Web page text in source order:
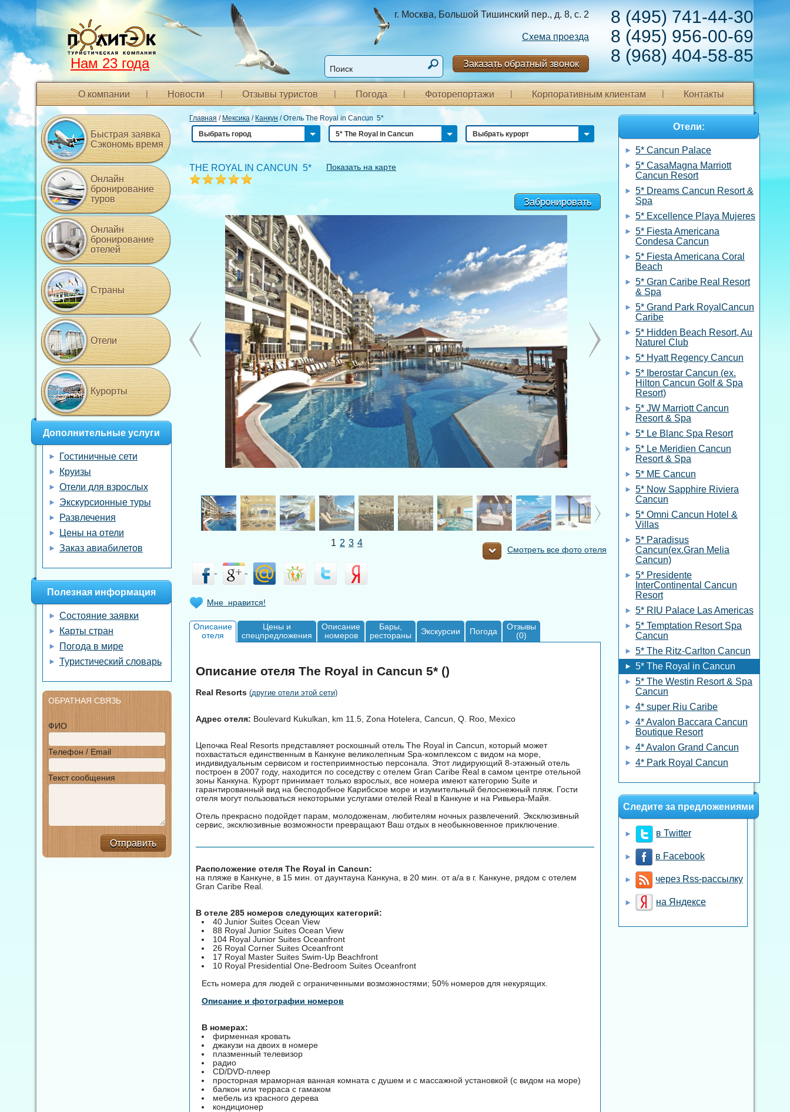
8 (495) 741-44-30
8 (495) 956-00-69
8 (968) 404-58-85
г. Москва, Большой Тишинский пер., д. 8, с. 2
Схема проезда
Заказать обратный звонок
Нам 23 года
О компании Новости Отзывы туристов Погода Фоторепортажи Корпоративным клиентам Контакты
Главная / Мексика /Канкун /Отель The Royal in Cancun 5*
Выбрать город
5* The Royal in Cancun Выбрать курорт
THE ROYAL IN CANCUN 5* Показать на карте
Забронировать
Смотреть все фото отеля
1 2 3 4
Мне нравится!
Описание
отеля
Цены и
спецпредложения
Описание
номеров
Бары,
рестораны
Экскурсии Погода
Отзывы
(0)
Описание отеля The Royal in Cancun 5* ()
Real Resorts (другие отели этой сети)
Адрес отеля: Boulevard Kukulkan, km 11.5, Zona Hotelera, Cancun, Q. Roo, Mexico
Цепочка Real Resorts представляет роскошный отель The Royal in Cancun, который может
похвастаться единственным в Канкуне великолепным Spa-комплексом с видом на море,
индивидуальным сервисом и гостеприимностью персонала. Этот лидирующий 8-этажный отель
построен в 2007 году, находится по соседству с отелем Gran Caribe Real в самом центре отельной
зоны Канкуна. Курорт принимает только взрослых, все номера имеют категорию Suite и
гарантированный вид на бесподобное Карибское море и изумительный белоснежный пляж. Гости
отеля могут пользоваться некоторыми услугами отелей Real в Канкуне и на Ривьера-Майя.
Отель прекрасно подойдет парам, молодоженам, любителям ночных развлечений. Эксклюзивный
сервис, эксклюзивные возможности превращают Ваш отдых в необыкновенное приключение.
Расположение отеля The Royal in Cancun:
на пляже в Канкуне, в 15 мин. от даунтауна Канкуна, в 20 мин. от а/а в г. Канкуне, рядом с отелем
Gran Caribe Real.
В отеле 285 номеров следующих категорий:
40 Junior Suites Ocean View
88 Royal Junior Suites Ocean View
104 Royal Junior Suites Oceanfront
26 Royal Corner Suites Oceanfront
17 Royal Master Suites Swim-Up Beachfront
10 Royal Presidential One-Bedroom Suites Oceanfront
Есть номера для людей с ограниченными возможностями; 50% номеров для некурящих.
Описание и фотографии номеров
В номерах:
фирменная кровать
джакузи на двоих в номере
плазменный телевизор
радио
CD/DVD-плеер
просторная мраморная ванная комната с душем и с массажной установкой (с видом на море)
балкон или терраса с гамаком
мебель из красного дерева
кондиционер
Быстрая заявка
Сэкономь время
Онлайн
бронирование
туров
Онлайн
бронирование
отелей
Страны
Отели
Курорты
Дополнительные услуги
Гостиничные сети
Круизы
Отели для взрослых
Экскурсионные туры
Развлечения
Цены на отели
Заказ авиабилетов
Полезная информация
Состояние заявки
Карты стран
Погода в мире
Туристический словарь
ОБРАТНАЯ СВЯЗЬ
ФИО
Телефон / Email
Текст сообщения
Отправить
Отели:
5* Cancun Palace
5* CasaMagna Marriott
Cancun Resort
5* Dreams Cancun Resort &
Spa
5* Excellence Playa Mujeres
5* Fiesta Americana
Condesa Cancun
5* Fiesta Americana Coral
Beach
5* Gran Caribe Real Resort
& Spa
5* Grand Park RoyalCancun
Caribe
5* Hidden Beach Resort, Au
Naturel Club
5* Hyatt Regency Cancun
5* Iberostar Cancun (ex.
Hilton Cancun Golf & Spa
Resort)
5* JW Marriott Cancun
Resort & Spa
5* Le Blanc Spa Resort
5* Le Meridien Cancun
Resort & Spa
5* ME Cancun
5* Now Sapphire Riviera
Cancun
5* Omni Cancun Hotel &
Villas
5* Paradisus
Cancun(ex.Gran Melia
Cancun)
5* Presidente
InterСontinental Cancun
Resort
5* RIU Palace Las Americas
5* Temptation Resort Spa
Cancun
5* The Ritz-Carlton Cancun
5* The Royal in Cancun
5* The Westin Resort & Spa
Cancun
4* super Riu Caribe
4* Avalon Baccara Cancun
Boutique Resort
4* Avalon Grand Cancun
4* Park Royal Cancun
Следите за предложениями
в Twitter
в Facebook
через Rss-рассылку
на Яндексе